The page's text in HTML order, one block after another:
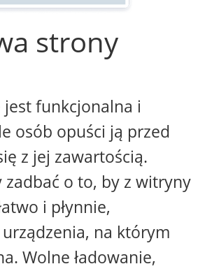
strony
funkcjonalna i
osób opuści ją przed
z jej zawartością.
zadbać o to, by z witryny
i płynnie,
na którym
Wolne ładowanie,